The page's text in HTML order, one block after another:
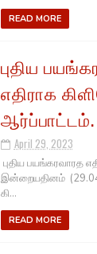
READ MORE
புதிய
எதிராக
ஆர்ப்பாட்டம்.
April 29, 2023
புதிய பயங்கரவாரத
இன்றையதினம்
கி...
READ MORE